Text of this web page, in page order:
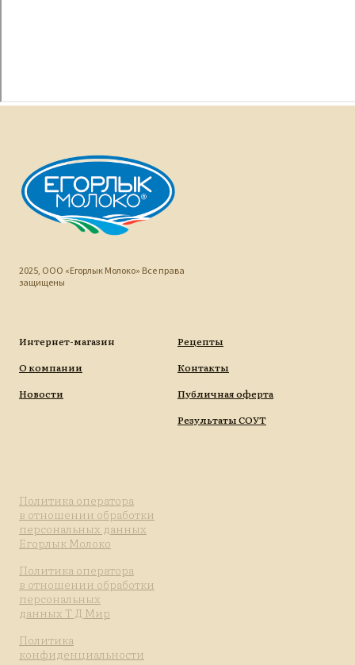
2025, ООО «Егорлык Молоко» Все права
защищены
Интернет-магазин
О компании
Новости
Рецепты
Контакты
Публичная оферта
Результаты СОУТ
Политика оператора
в отношении обработки
персональных данных
Егорлык Молоко
Политика оператора
в отношении обработки
персональных
данных Т Д Мир
Политика
конфиденциальности